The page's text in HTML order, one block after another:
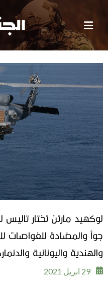
لوكهيد مارتن تختار تاليس
جواً والمضادة للغواصات
والهندية واليونانية
29 ابريل 2021